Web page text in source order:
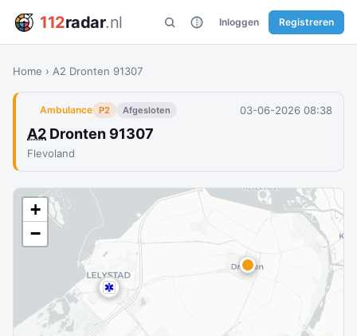
112radar.nl Inloggen Registreren
Home › A2 Dronten 91307
Ambulance P2 Afgesloten 03-06-2026 08:38
A2 Dronten 91307
Flevoland
+
−